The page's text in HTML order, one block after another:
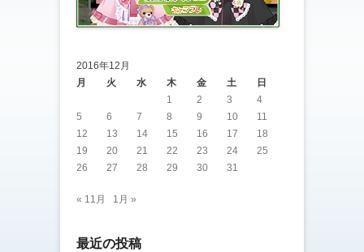
2016年12月
月
火 水 木 金 土
日
1
2 3
4
5
6 7 8 9 10
11
12
13 14 15 16 17
18
19
20 21 22 23 24
25
26
27 28 29 30 31
« 11月 1月 »
最近の投稿